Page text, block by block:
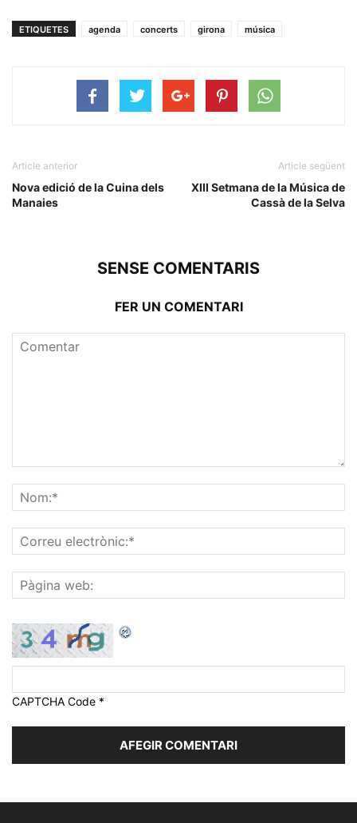
ETIQUETES agenda concerts girona música
Article anterior
Nova edició de la Cuina dels
Manaies
Article següent
XIII Setmana de la Música de
Cassà de la Selva
SENSE COMENTARIS
FER UN COMENTARI
CAPTCHA Code *